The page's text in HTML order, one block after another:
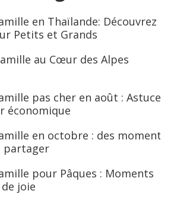
en Thaïlande: Découvrez
Petits et Grands
au Cœur des Alpes
pas cher en août : Astuces
économique
en octobre : des moments
partager
pour Pâques : Moments
joie